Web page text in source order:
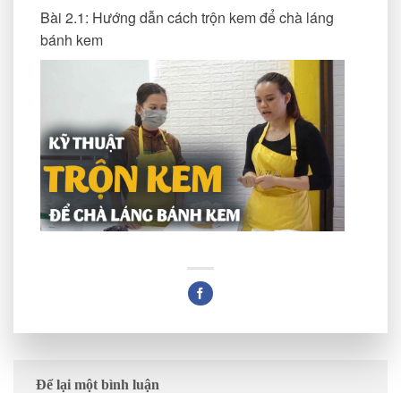
Bài 2.1: Hướng dẫn cách trộn kem để chà láng
bánh kem
Để lại một bình luận